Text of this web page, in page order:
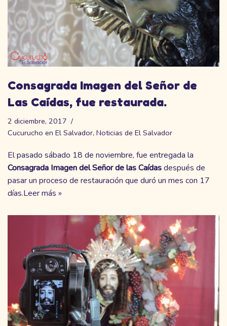
Consagrada Imagen del Señor de
Las Caídas, fue restaurada.
2 diciembre, 2017
Cucurucho en El Salvador, Noticias de El Salvador
El pasado sábado 18 de noviembre, fue entregada la
Consagrada Imagen del Señor de las Caídasdespués de
pasar un proceso de restauración que duró un mes con 17
días.Leer más »